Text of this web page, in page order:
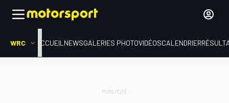
WRC ACCUEIL NEWSGALERIES PHOTOVIDÉOSCALENDRIER